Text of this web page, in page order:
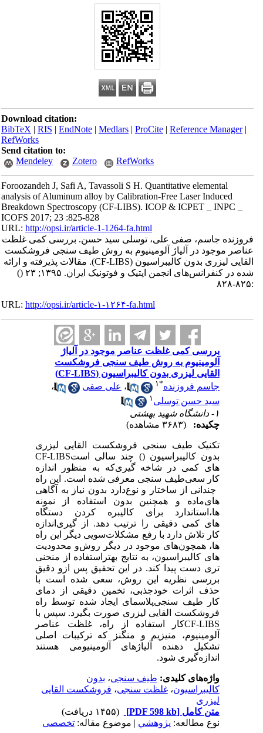
Download citation:
BibTeX|RIS|EndNote|Medlars|ProCite|Reference Manager
RefWorks
Send citation to:
Mendeley
Zotero RefWorks
Foroozandeh J, Safi A, Tavassoli S H. Quantitative elemental
analysis of Aluminum alloy by Calibration-Free Laser Induced
Breakdown Spectroscopy (CF-LIBS). ICOP & ICPET _ INPC _
ICOFS 2017; 23 :825-828
URL:http://opsi.ir/article-1-1264-fa.html
فروزنده جاسم، صفی علی، توسلی سید حسن. بررسی کمی غلظت‌‌
عناصر موجود در آلیاژ آلومینیوم به روش طیف سنجی فروشکست
القایی لیزری بدون کالیبراسیون (CF-LIBS). مقالات پذیرفته و ارائه
شده در کنفرانس‌های انجمن اپتیک و فوتونیک ایران. ۱۳۹۵; ۲۳
()
URL:http://opsi.ir/article-۱-۱۲۶۴-fa.html
بررسی کمی غلظت‌‌ عناصر موجود در آلیاژ
آلومینیوم به روش طیف سنجی فروشکست
القایی لیزری بدون کالیبراسیون (CF-LIBS)
جاسم فروزنده* ۱ ،علی صفی
،
سید حسن توسلی
چکیده:
تکنیک طیف سنجی فروشکست القایی لیزری
بدون کالیبراسیون (
CF-LIBS) چند سالی است
که به منظور اندازهگیریهای کمی در شاخه
طیف سنجی معرفی شده است. این راهکار سعی
دارد بدون نیاز به آگاهیچندانی از ساختار و نوع
ماده و همچنین بدون استفاده از نمونههای
استاندارد برای کالیبره کردن دستگاهها،
اندازه گیری
های کمی دقیقی را ترتیب دهد. از
سویی دیگر این راهکار تلاش دارد با رفع مشکلات
و محدودیتهای موجود در دیگر روشها، همچون
استفاده از منحنیهای کالیبراسیون، به نتایج بهتر
و دقیق
تری دست پیدا کند. در این تحقیق پس از
بررسی نظریه این روش، سعی شده است با
حذف اثرات خودجذبی، تخمین دقیقی از دمای
پلاسمای ایجاد شده توسط راهکار طیف سنجی
فروشکست القایی لیزری صورت بگیرد. سپس با
استفاده از راه
کارCF-LIBS
، غلظت عناصر
آلومینیوم، منیزیم و منگنز که ترکیبات اصلی
تشکیل دهنده آلیاژهای آلومینیومی هستند
اندازه گیری شود.
واژه‌های کلیدی:طیف سنجی،بدون
کالیبراسیون،غلظت سنجی،فروشکست القایی
لیزری
متن کامل[PDF 598 kb]
نوع مطالعه:پژوهشي| موضوع مقاله:تخصصی